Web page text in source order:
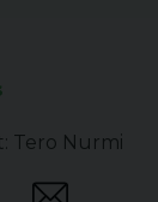
Tero Nurmi